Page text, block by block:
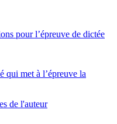
pour l’épreuve de dictée
qui met à l’épreuve la
de l'auteur